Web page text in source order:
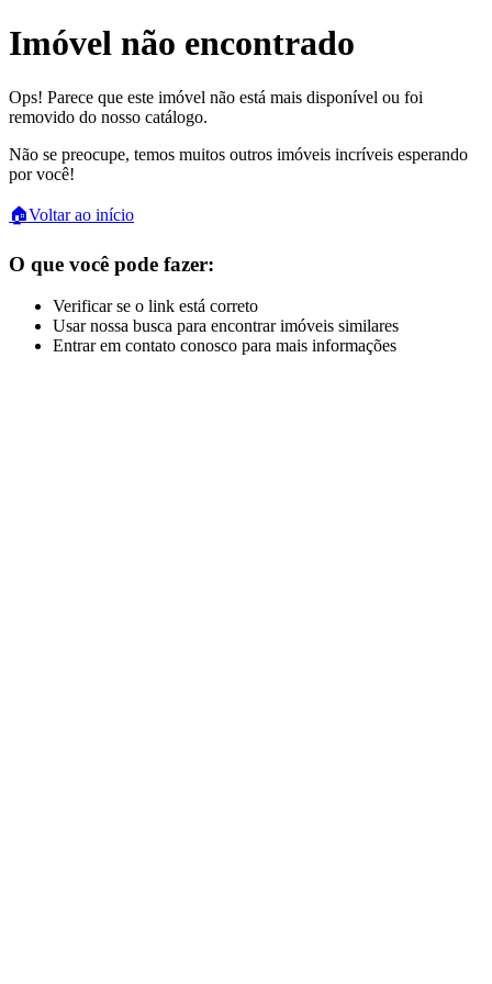
Imóvel não encontrado
Ops! Parece que este imóvel não está mais disponível ou foi
removido do nosso catálogo.
Não se preocupe, temos muitos outros imóveis incríveis esperando
por você!
🏠Voltar ao início
O que você pode fazer:
Verificar se o link está correto
Usar nossa busca para encontrar imóveis similares
Entrar em contato conosco para mais informações